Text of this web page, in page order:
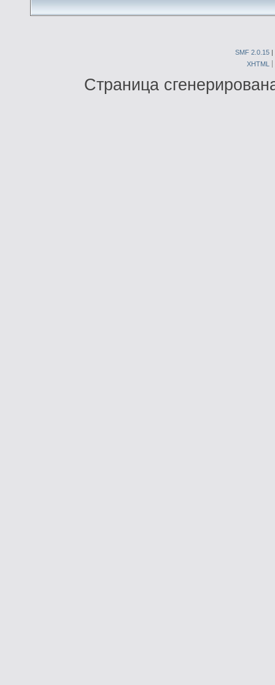
SMF 2.0.15 |
XHTML
Страница